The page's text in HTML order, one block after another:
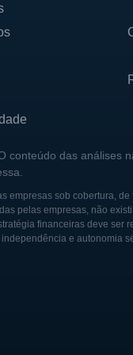
na bolsa de
base de
de
e ajudou a criar
diversificação de
de
conteúdo das análises
sob cobertura,
pelas empresas, não
financeiras deve ser
e autonomia